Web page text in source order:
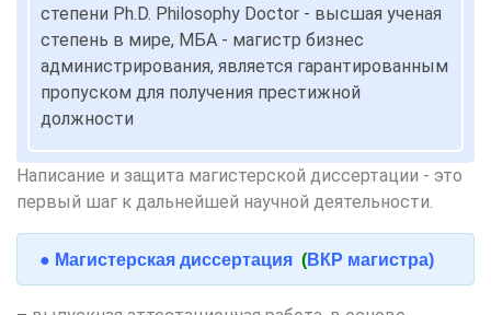
степени Ph.D. Philosophy Doctor - высшая ученая
степень в мире, МБА - магистр бизнес
администрирования, является гарантированным
пропуском для получения престижной
должности
Написание и защита магистерской диссертации - это
первый шаг к дальнейшей научной деятельности.
● Магистерская диссертация (ВКР магистра)